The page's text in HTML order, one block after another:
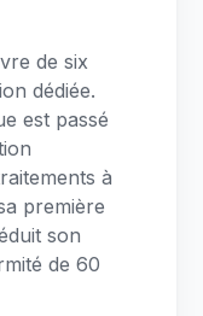
de six
dédiée.
est passé
à
première
son
de 60